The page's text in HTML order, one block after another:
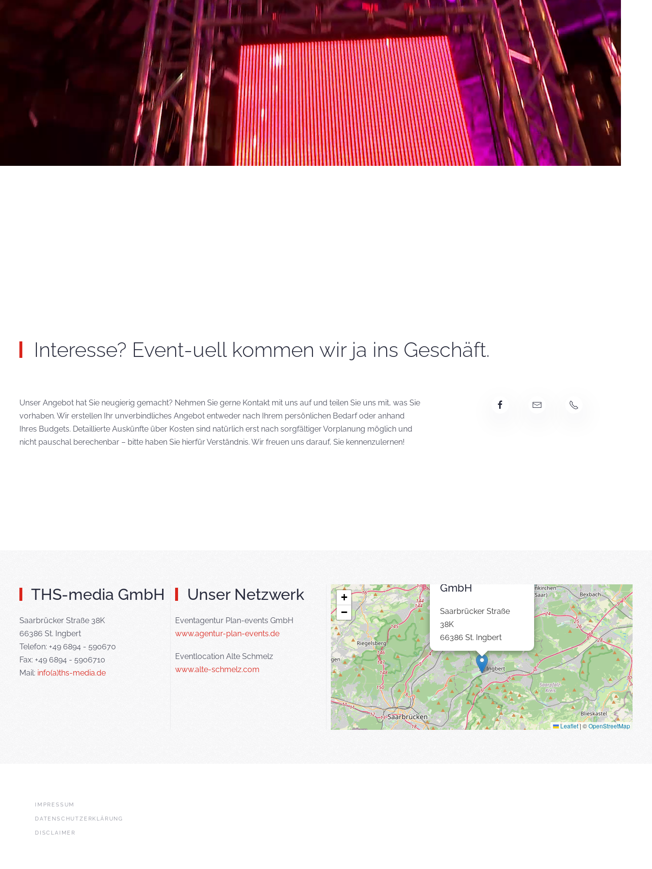
Interesse? Event-uell kommen wir ja ins Geschäft.
Unser Angebot hat Sie neugierig gemacht? Nehmen Sie gerne Kontakt mit uns auf und teilen Sie uns mit, was Sie
vorhaben. Wir erstellen Ihr unverbindliches Angebot entweder nach Ihrem persönlichen Bedarf oder anhand
Ihres Budgets. Detaillierte Auskünfte über Kosten sind natürlich erst nach sorgfältiger Vorplanung möglich und
nicht pauschal berechenbar – bitte haben Sie hierfür Verständnis. Wir freuen uns darauf, Sie kennenzulernen!
THS-media GmbH
Saarbrücker Straße 38K
66386 St. Ingbert
Telefon: +49 6894 - 590670
Fax: +49 6894 - 5906710
Mail: info(a)ths-media.de
Unser Netzwerk
Eventagentur Plan-events GmbH
www.agentur-plan-events.de
Eventlocation Alte Schmelz
www.alte-schmelz.com
GmbH
Saarbrücker Straße
38K
66386 St. Ingbert
+
−
Leaflet| ©OpenStreetMap
IMPRESSUM
DATENSCHUTZERKLÄRUNG
DISCLAIMER